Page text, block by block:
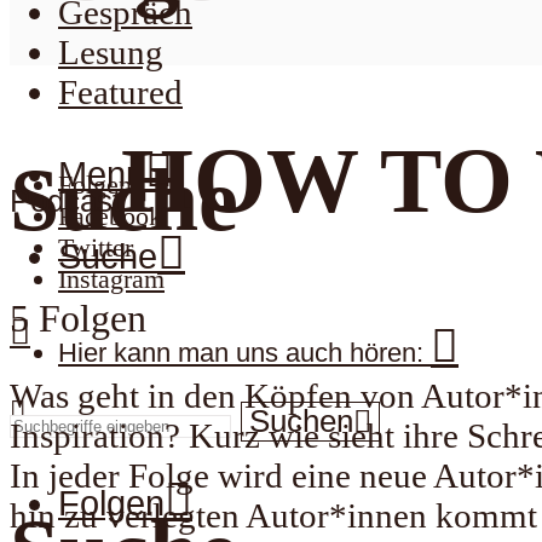
Folgen
Facebook
Twitter
Instagram
Hier kann man uns auch hören:
Suche
Suchen
Folgen
Gespräch
Lesung
Featured
Menu
Suche
PodcastHOW
5 Folgen
Was geht in den Köpfen von
Inspiration? Kurz wie sieht ihre
In jeder Folge wird eine neue
hin zu verlegten Autor*innen